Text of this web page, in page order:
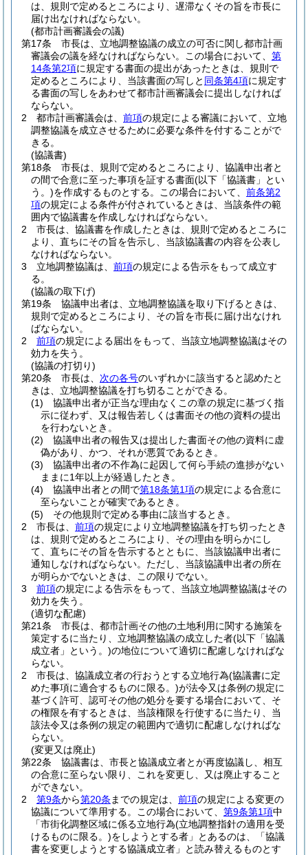
は、規則で定めるところにより、遅滞なくその旨を市長に
届け出なければならない。
(都市計画審議会の議)
第17条
市長は、立地調整協議の成立の可否に関し都市計画
審議会の議を経なければならない。
この場合において、 第
14条第2項に規定する書面の提出があったときは、規則で
定めるところにより、当該書面の写しと 同条第4項に規定す
る書面の写しをあわせて都市計画審議会に提出しなければ
ならない。
2
都市計画審議会は、 前項の規定による審議において、立地
調整協議を成立させるために必要な条件を付することがで
きる。
(協議書)
第18条
市長は、規則で定めるところにより、協議申出者と
の間で合意に至った事項を証する書面(以下「協議書」とい
う。)を作成するものとする。 この場合において、 前条第2
項の規定による条件が付されているときは、当該条件の範
囲内で協議書を作成しなければならない。
2
市長は、協議書を作成したときは、規則で定めるところに
より、直ちにその旨を告示し、当該協議書の内容を公表し
なければならない。
3
立地調整協議は、 前項の規定による告示をもって成立す
る。
(協議の取下げ)
第19条
協議申出者は、立地調整協議を取り下げるときは、
規則で定めるところにより、その旨を市長に届け出なけれ
ばならない。
2
前項の規定による届出をもって、当該立地調整協議はその
効力を失う。
(協議の打切り)
第20条
市長は、 次の各号のいずれかに該当すると認めたと
きは、立地調整協議を打ち切ることができる。
(1)
協議申出者が正当な理由なくこの章の規定に基づく指
示に従わず、又は報告若しくは書面その他の資料の提出
を行わないとき。
(2)
協議申出者の報告又は提出した書面その他の資料に虚
偽があり、かつ、それが悪質であるとき。
(3)
協議申出者の不作為に起因して何ら手続の進捗がない
ままに1年以上が経過したとき。
(4)
協議申出者との間で第18条第1項の規定による合意に
至らないことが確実であるとき。
(5)
その他規則で定める事由に該当するとき。
2
市長は、 前項の規定により立地調整協議を打ち切ったとき
は、規則で定めるところにより、その理由を明らかにし
て、直ちにその旨を告示するとともに、当該協議申出者に
通知しなければならない。 ただし、当該協議申出者の所在
が明らかでないときは、この限りでない。
3
前項の規定による告示をもって、当該立地調整協議はその
効力を失う。
(適切な配慮)
第21条
市長は、都市計画その他の土地利用に関する施策を
策定するに当たり、立地調整協議の成立した者(以下「協議
成立者」という。)の地位について適切に配慮しなければな
らない。
2
市長は、協議成立者の行おうとする立地行為(協議書に定
めた事項に適合するものに限る。)が法令又は条例の規定に
基づく許可、認可その他の処分を要する場合において、そ
の権限を有するときは、当該権限を行使するに当たり、当
該法令又は条例の規定の範囲内で適切に配慮しなければな
らない。
(変更又は廃止)
第22条
協議書は、市長と協議成立者とが再度協議し、相互
の合意に至らない限り、これを変更し、又は廃止すること
ができない。
2
第9条から第20条 までの規定は、 前項の規定による変更の
協議について準用する。
この場合において、 第9条第1項中
「市街化調整区域に係る立地行為(立地調整指針の適用を受
けるものに限る。)をしようとする者」とあるのは、「協議
書を変更しようとする協議成立者」と読み替えるものとす